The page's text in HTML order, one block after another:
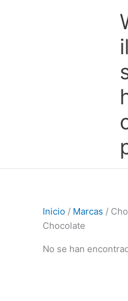
Inicio / Marcas /
Chocolate
No se han